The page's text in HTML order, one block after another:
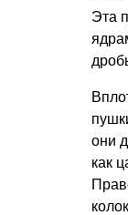
Эта
они
как